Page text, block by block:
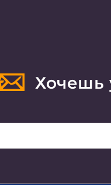
Хочешь